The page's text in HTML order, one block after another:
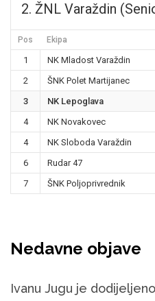
2. ŽNL Varaždin
Pos Ekipa
1 NK Mladost Varaždin
2
ŠNK Polet Martijanec
3
NK Lepoglava
4
NK Novakovec
4
NK Sloboda Varaždin
6
Rudar 47
7
ŠNK Poljoprivrednik
Nedavne objave
Ivanu Jugu je